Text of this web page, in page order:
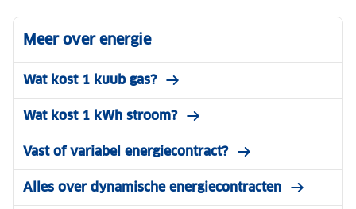
Meer over energie
Wat kost 1 kuub gas?
Wat kost 1 kWh stroom?
Vast of variabel energiecontract?
Alles over dynamische energiecontracten